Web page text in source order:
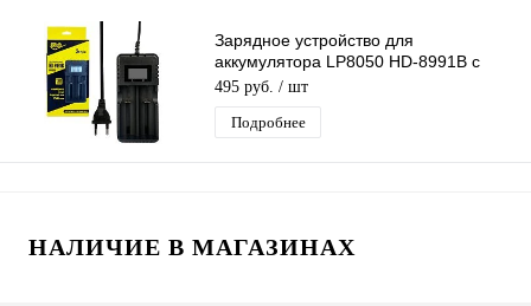
Зарядное устройство для
аккумулятора LP8050 HD-8991B с
LCD дисплеем (26650/18650/14500)
на 2-слота
495 руб. / шт
Подробнее
НАЛИЧИЕ В МАГАЗИНАХ